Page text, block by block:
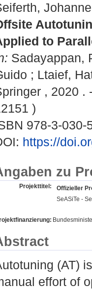
to
Sadayappan,
; Ltaief,
, 2020 .
)
978-3-030-
https://
zu
Projekttitel:
Offizieller
SeASiTe -
(AT)
effort of